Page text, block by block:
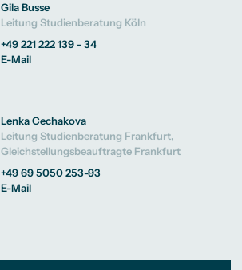
Gila Busse
Leitung Studienberatung Köln
+49 221 222 139 - 34
E-Mail
Lenka Cechakova
Leitung Studienberatung Frankfurt,
Gleichstellungsbeauftragte Frankfurt
+49 69 5050 253-93
E-Mail